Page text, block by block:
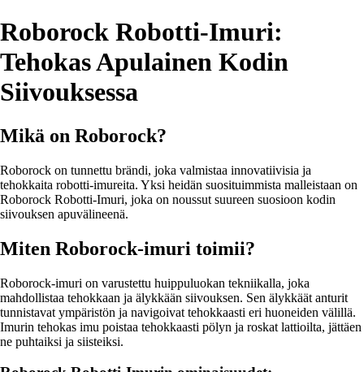
Roborock Robotti-Imuri:
Tehokas Apulainen Kodin
Siivouksessa
Mikä on Roborock?
Roborock on tunnettu brändi, joka valmistaa innovatiivisia ja
tehokkaita robotti-imureita. Yksi heidän suosituimmista malleistaan on
Roborock Robotti-Imuri, joka on noussut suureen suosioon kodin
siivouksen apuvälineenä.
Miten Roborock-imuri toimii?
Roborock-imuri on varustettu huippuluokan tekniikalla, joka
mahdollistaa tehokkaan ja älykkään siivouksen. Sen älykkäät anturit
tunnistavat ympäristön ja navigoivat tehokkaasti eri huoneiden välillä.
Imurin tehokas imu poistaa tehokkaasti pölyn ja roskat lattioilta, jättäen
ne puhtaiksi ja siisteiksi.